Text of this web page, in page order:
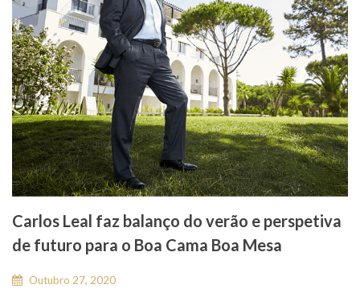
Carlos Leal faz balanço do verão e perspetiva
de futuro para o Boa Cama Boa Mesa
Outubro 27, 2020